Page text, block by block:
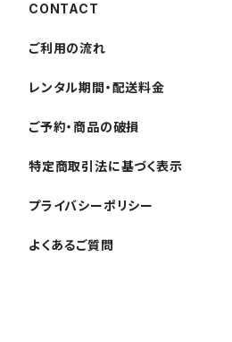
CONTACT
ご利用の流れ
レンタル期間・配送料金
ご予約・商品の破損
特定商取引法に基づく表示
プライバシーポリシー
よくあるご質問